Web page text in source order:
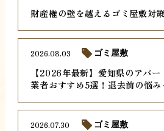
財産権の壁を越えるゴミ屋敷対
【2026年最新】愛知県のアパ
業者おすすめ5選！退去前の悩
2026.08.03 ゴミ屋敷
2026.07.30 ゴミ屋敷